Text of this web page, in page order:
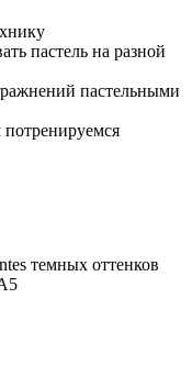
пастель на разной
пастельными
темных оттенков